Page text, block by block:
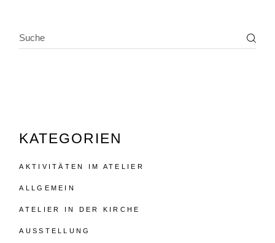
KATEGORIEN
AKTIVITÄTEN IM ATELIER
ALLGEMEIN
ATELIER IN DER KIRCHE
AUSSTELLUNG